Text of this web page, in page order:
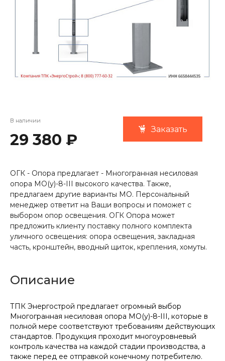
В наличии
29 380 ₽
Заказать
ОГК - Опора предлагает - Многогранная несиловая
опора МО(у)-8-III высокого качества. Также,
предлагаем другие варианты МО. Персональный
менеджер ответит на Ваши вопросы и поможет с
выбором опор освещения. ОГК Опора может
предложить клиенту поставку полного комплекта
уличного освещения: опора освещения, закладная
часть, кронштейн, вводный щиток, крепления, хомуты.
Описание
ТПК Энергострой предлагает огромный выбор
Многогранная несиловая опора МО(у)-8-III, которые в
полной мере соответствуют требованиям действующих
стандартов. Продукция проходит многоуровневый
контроль качества на каждой стадии производства, а
также перед ее отправкой конечному потребителю.